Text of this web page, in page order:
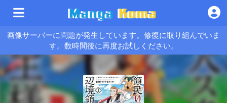
画像サーバーに問題が発生しています。修復に取り組んでいま
す。数時間後に再度お試しください。